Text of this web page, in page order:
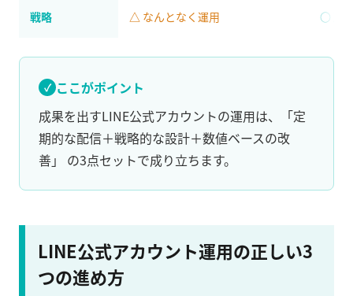
戦略 なんとなく運用
ここがポイント
成果を出すLINE公式アカウントの運用は、「定
期的な配信＋戦略的な設計＋数値ベースの改
善」 の3点セットで成り立ちます。
LINE公式アカウント運用の正しい3
つの進め方